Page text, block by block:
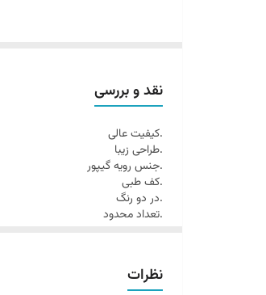
نقد و بررسی
.کیفیت عالی
.طراحی زیبا
.جنس رویه گیپور
.کف طبی
.در دو رنگ
.تعداد محدود
نظرات